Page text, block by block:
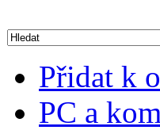
Přidat k
PC a